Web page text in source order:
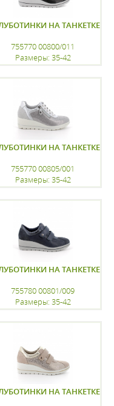
НА ТАНКЕТКЕ
755770 00800/011
Размеры: 35-42
НА ТАНКЕТКЕ
755770 00805/001
Размеры: 35-42
НА ТАНКЕТКЕ
755780 00801/009
Размеры: 35-42
НА ТАНКЕТКЕ